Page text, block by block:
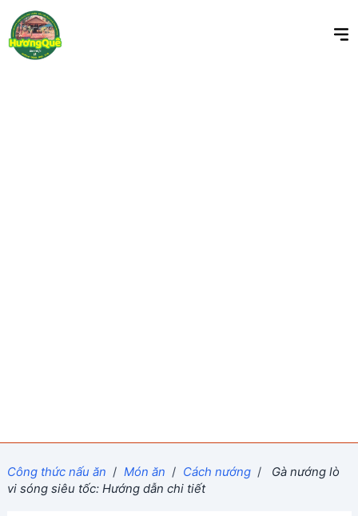
Công thức nấu ăn / Món ăn / Cách nướng /
Gà nướng lò
vi sóng siêu tốc: Hướng dẫn chi tiết